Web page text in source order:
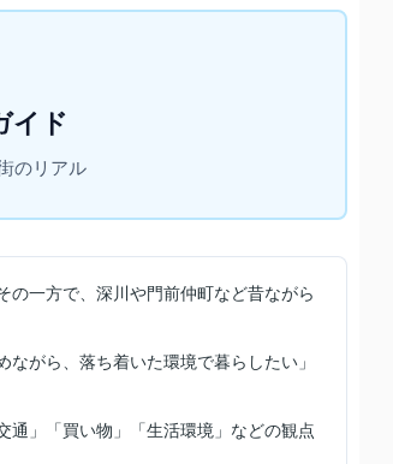
イド
のリアル
の一方で、深川や門前仲町など昔ながら
がら、落ち着いた環境で暮らしたい」
通」「買い物」「生活環境」などの観点